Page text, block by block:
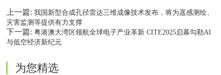
上一篇:我国新型合成孔径雷达三维成像技术发布，将为遥感测绘、
灾害监测等提供有力支撑
下一篇:粤港澳大湾区领航全球电子产业革新 CITE2025启幕勾勒AI
与低空经济新纪元
为您精选